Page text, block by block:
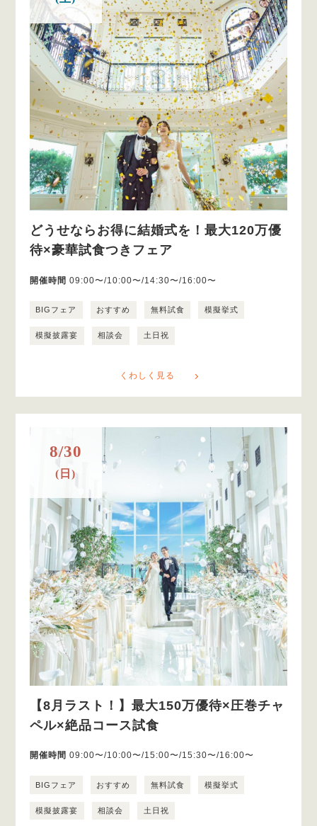
どうせならお得に結婚式を！最大120万優
待×豪華試食つきフェア
開催時間 09:00〜/10:00〜/14:30〜/16:00〜
BIGフェア おすすめ 無料試食 模擬挙式
模擬披露宴 相談会 土日祝
くわしく見る
8/30
(日)
【8月ラスト！】最大150万優待×圧巻チャ
ペル×絶品コース試食
開催時間 09:00〜/10:00〜/15:00〜/15:30〜/16:00〜
BIGフェア おすすめ 無料試食 模擬挙式
模擬披露宴 相談会 土日祝